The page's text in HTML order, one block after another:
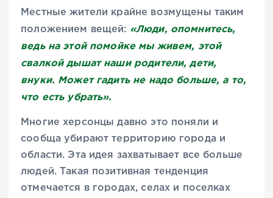
Местные жители крайне возмущены таким
положением вещей: «Люди, опомнитесь,
ведь на этой помойке мы живем, этой
свалкой дышат наши родители, дети,
внуки. Может гадить не надо больше, а то,
что есть убрать».
Многие херсонцы давно это поняли и
сообща убирают территорию города и
области. Эта идея захватывает все больше
людей. Такая позитивная тенденция
отмечается в городах, селах и поселках